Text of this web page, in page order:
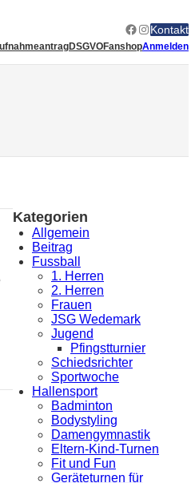
Facebook
Instagram
Kontakt
DSGVOFanshopAnmelden
Kategorien
Allgemein
Beitrag
Fussball
1. Herren
2. Herren
Frauen
JSG Wedemark
Jugend
Pfingstturnier
Schiedsrichter
Sportwoche
Hallensport
Badminton
Bodystyling
Damengymnastik
Eltern-Kind-Turnen
Fit und Fun
Geräteturnen für